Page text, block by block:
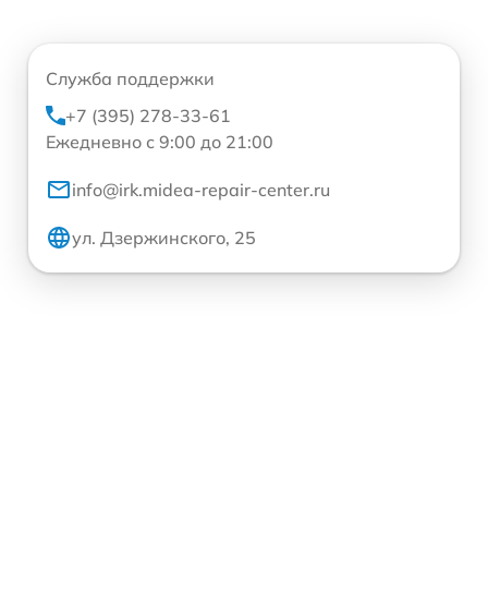
Служба поддержки
+7 (395) 278-33-61
Ежедневно с 9:00 до 21:00
info@irk.midea-repair-center.ru
ул. Дзержинского, 25